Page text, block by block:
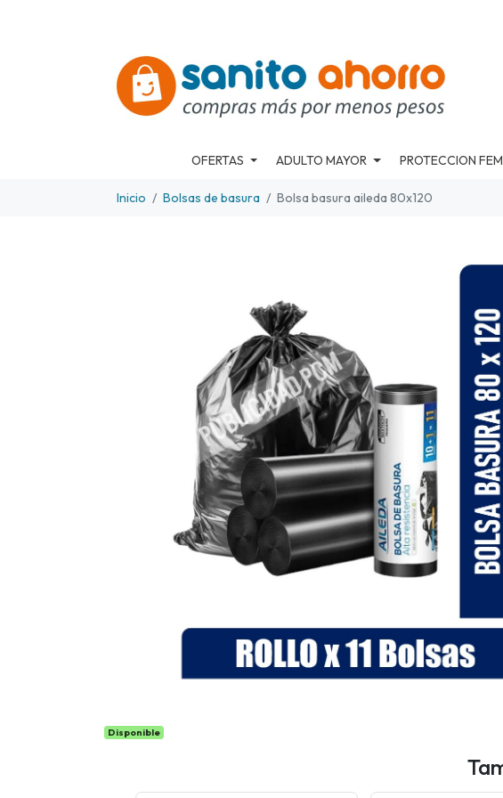
OFERTAS ADULTO MAYOR PROTECCION
Inicio Bolsas de basura Bolsa basura aileda 80x120
Disponible